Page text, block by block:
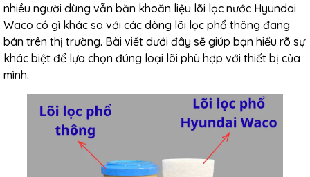
nhiều người dùng vẫn băn khoăn liệu lõi lọc nước Hyundai
Waco có gì khác so với các dòng lõi lọc phổ thông đang
bán trên thị trường. Bài viết dưới đây sẽ giúp bạn hiểu rõ sự
khác biệt để lựa chọn đúng loại lõi phù hợp với thiết bị của
mình.